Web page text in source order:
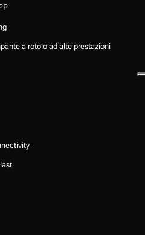
a rotolo ad alte prestazioni